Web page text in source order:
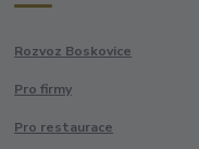
Rozvoz Boskovice
Pro firmy
Pro restaurace